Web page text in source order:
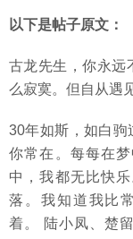
以下是帖子原文：
古龙先生，你永远
么寂寞。但自从遇
30年如斯，如白驹
你常在。每每在
中，我都无比快
落。我知道我比
着。 陆小凤、楚